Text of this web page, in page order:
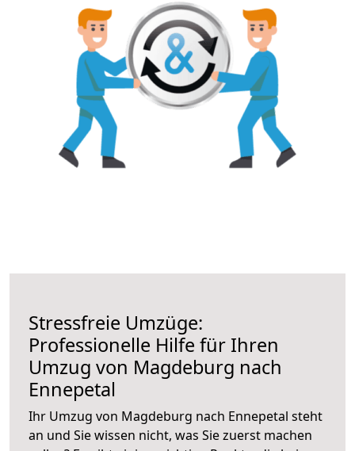
Stressfreie Umzüge:
Professionelle Hilfe für Ihren
Umzug von Magdeburg nach
Ennepetal
Ihr Umzug von Magdeburg nach Ennepetal steht
an und Sie wissen nicht, was Sie zuerst machen